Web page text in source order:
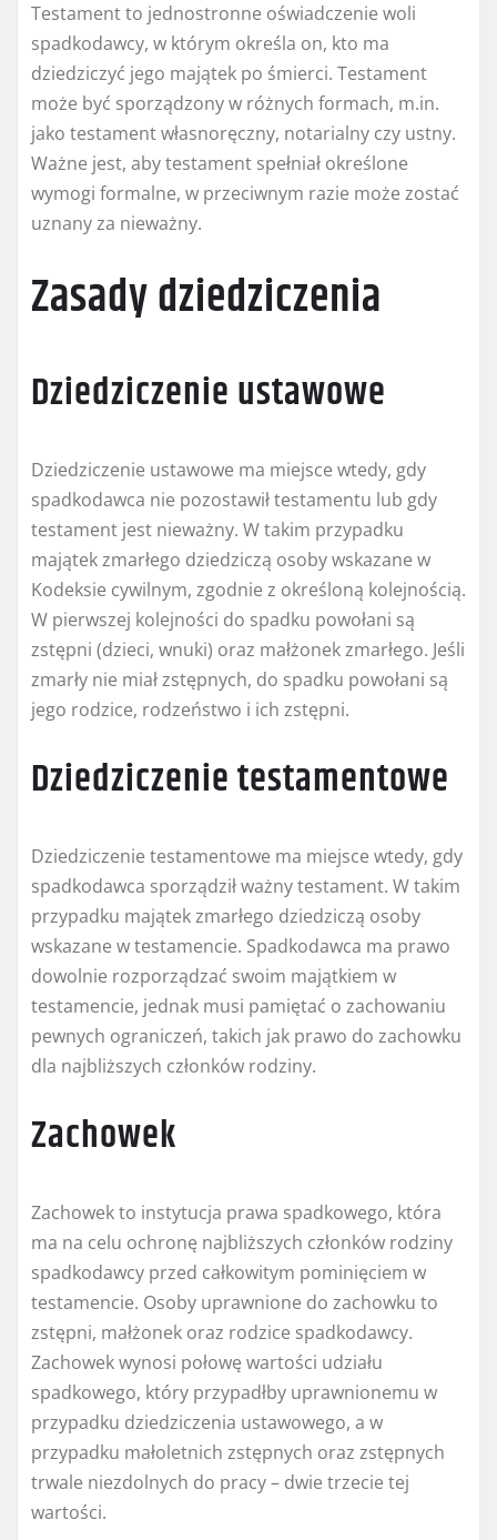
Testament to jednostronne oświadczenie woli
spadkodawcy, w którym określa on, kto ma
dziedziczyć jego majątek po śmierci. Testament
może być sporządzony w różnych formach, m.in.
jako testament własnoręczny, notarialny czy ustny.
Ważne jest, aby testament spełniał określone
wymogi formalne, w przeciwnym razie może zostać
uznany za nieważny.
Zasady dziedziczenia
Dziedziczenie ustawowe
Dziedziczenie ustawowe ma miejsce wtedy, gdy
spadkodawca nie pozostawił testamentu lub gdy
testament jest nieważny. W takim przypadku
majątek zmarłego dziedziczą osoby wskazane w
Kodeksie cywilnym, zgodnie z określoną kolejnością.
W pierwszej kolejności do spadku powołani są
zstępni (dzieci, wnuki) oraz małżonek zmarłego. Jeśli
zmarły nie miał zstępnych, do spadku powołani są
jego rodzice, rodzeństwo i ich zstępni.
Dziedziczenie testamentowe
Dziedziczenie testamentowe ma miejsce wtedy, gdy
spadkodawca sporządził ważny testament. W takim
przypadku majątek zmarłego dziedziczą osoby
wskazane w testamencie. Spadkodawca ma prawo
dowolnie rozporządzać swoim majątkiem w
testamencie, jednak musi pamiętać o zachowaniu
pewnych ograniczeń, takich jak prawo do zachowku
dla najbliższych członków rodziny.
Zachowek
Zachowek to instytucja prawa spadkowego, która
ma na celu ochronę najbliższych członków rodziny
spadkodawcy przed całkowitym pominięciem w
testamencie. Osoby uprawnione do zachowku to
zstępni, małżonek oraz rodzice spadkodawcy.
Zachowek wynosi połowę wartości udziału
spadkowego, który przypadłby uprawnionemu w
przypadku dziedziczenia ustawowego, a w
przypadku małoletnich zstępnych oraz zstępnych
trwale niezdolnych do pracy – dwie trzecie tej
wartości.